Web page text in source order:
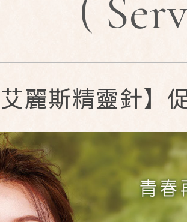
(
麗斯精靈針】